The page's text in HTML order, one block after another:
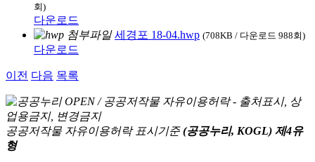
회)
다운로드
세경포 18-04.hwp (708KB / 다운로드 988회)
다운로드
이전 다음 목록
공공저작물 자유이용허락 표시기준 (공공누리, KOGL) 제4유
형